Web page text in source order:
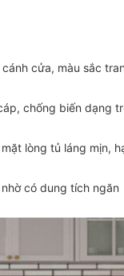
cửa, màu sắc
chống biến dạng
lòng tủ láng mịn,
có dung tích ngăn